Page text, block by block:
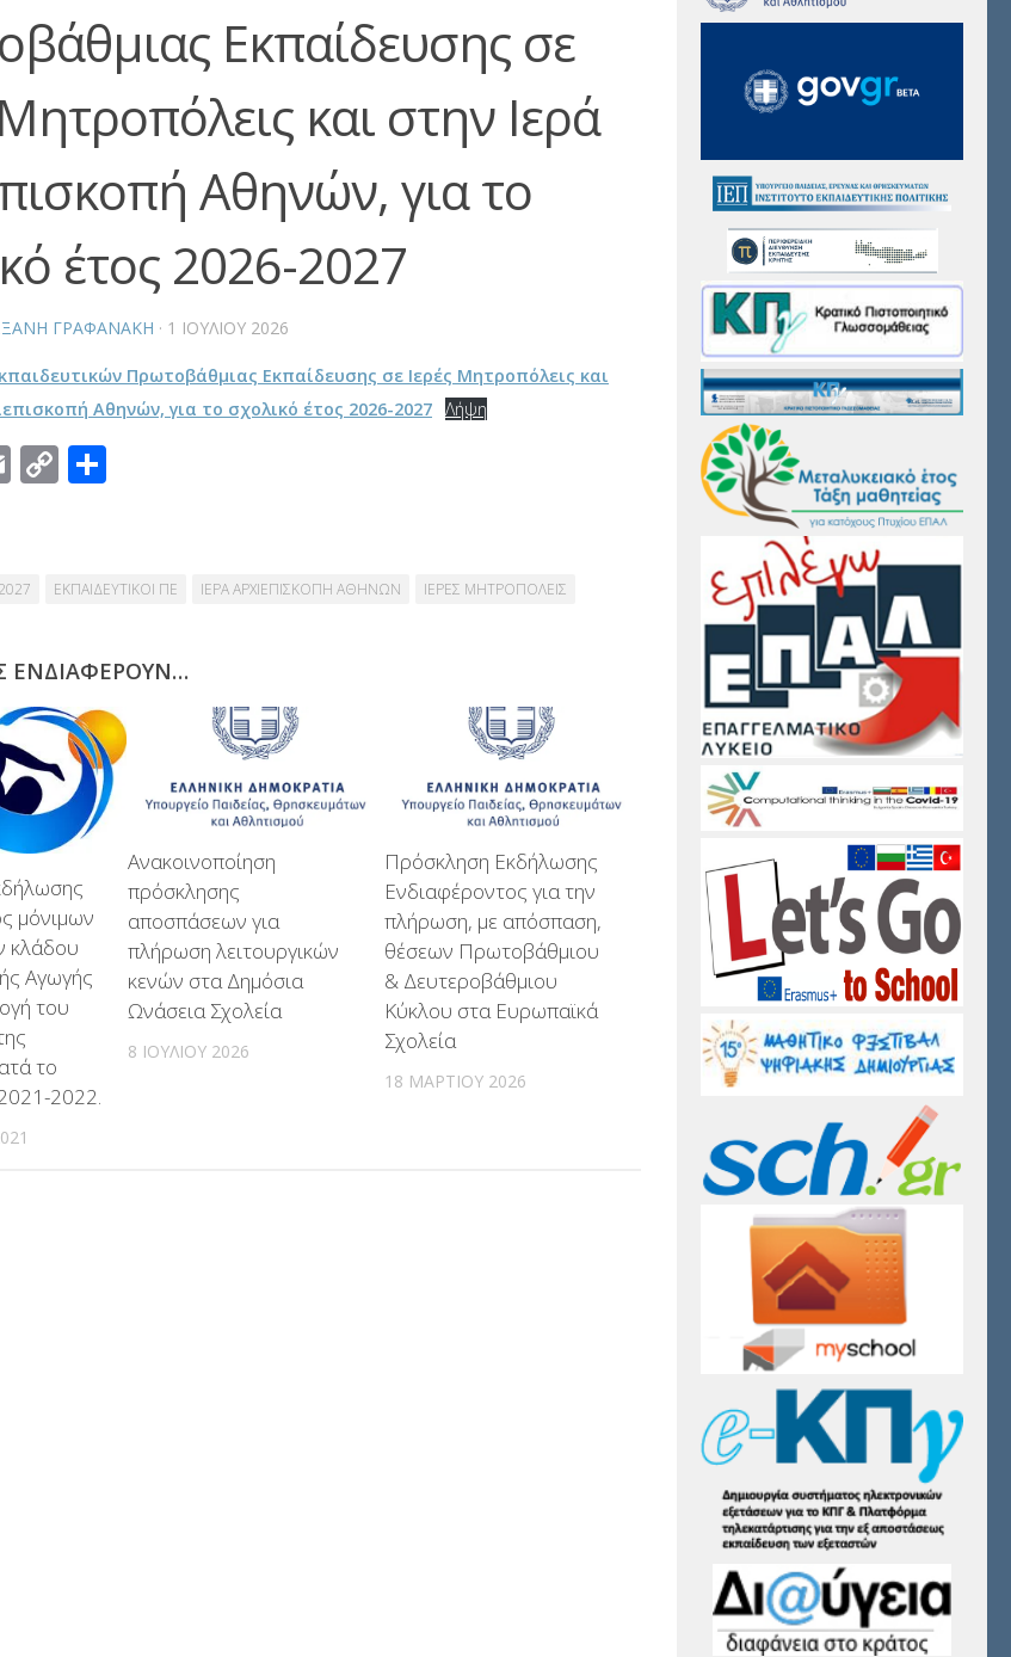
Εκπαίδευσης σε
και στην Ιερά
Αθηνών, για το
έτος 2026-2027
ΓΡΑΦΑΝΆΚΗ · 1 ΙΟΥΛΊΟΥ 2026
Πρωτοβάθμιας Εκπαίδευσης σε Ιερές Μητροπόλεις και
Αθηνών, για το σχολικό έτος 2026-2027 Λήψη
Email
Copy
ΕΚΠΑΙΔΕΥΤΙΚΟΙ ΠΕ ΙΕΡΑ ΑΡΧΙΕΠΙΣΚΟΠΗ ΑΘΗΝΩΝ ΙΕΡΕΣ ΜΗΤΡΟΠΟΛΕΙΣ
ΕΝΔΙΑΦΈΡΟΥΝ…
μόνιμων
κλάδου
Αγωγής
του
το
2022.
Ανακοινοποίηση
πρόσκλησης
αποσπάσεων για
πλήρωση λειτουργικών
κενών στα Δημόσια
Ωνάσεια Σχολεία
8 ΙΟΥΛΊΟΥ 2026
Πρόσκληση Εκδήλωσης
Ενδιαφέροντος για την
πλήρωση, με απόσπαση,
θέσεων Πρωτοβάθμιου
& Δευτεροβάθμιου
Κύκλου στα Ευρωπαϊκά
Σχολεία
18 ΜΑΡΤΊΟΥ 2026